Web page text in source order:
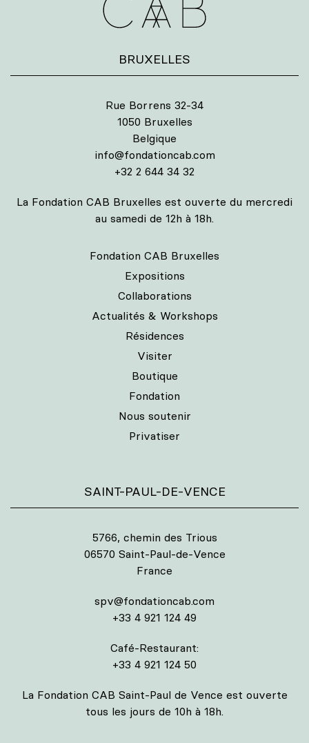
BRUXELLES
Rue Borrens 32-34
1050 Bruxelles
Belgique
info@fondationcab.com
+32 2 644 34 32
La Fondation CAB Bruxelles est ouverte du mercredi
au samedi de 12h à 18h.
Fondation CAB Bruxelles
Expositions
Collaborations
Actualités & Workshops
Résidences
Visiter
Boutique
Fondation
Nous soutenir
Privatiser
SAINT-PAUL-DE-VENCE
5766, chemin des Trious
06570 Saint-Paul-de-Vence
France
spv@fondationcab.com
+33 4 921 124 49
Café-Restaurant:
+33 4 921 124 50
La Fondation CAB Saint-Paul de Vence est ouverte
tous les jours de 10h à 18h.